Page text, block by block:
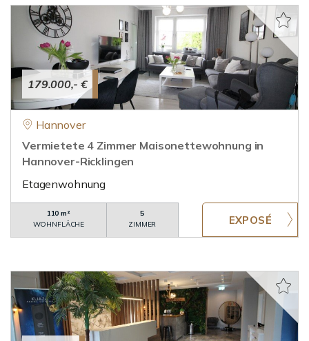
179.000,- €
Hannover
Vermietete 4 Zimmer Maisonettewohnung in
Hannover-Ricklingen
Etagenwohnung
110 m²
WOHNFLÄCHE
5
ZIMMER